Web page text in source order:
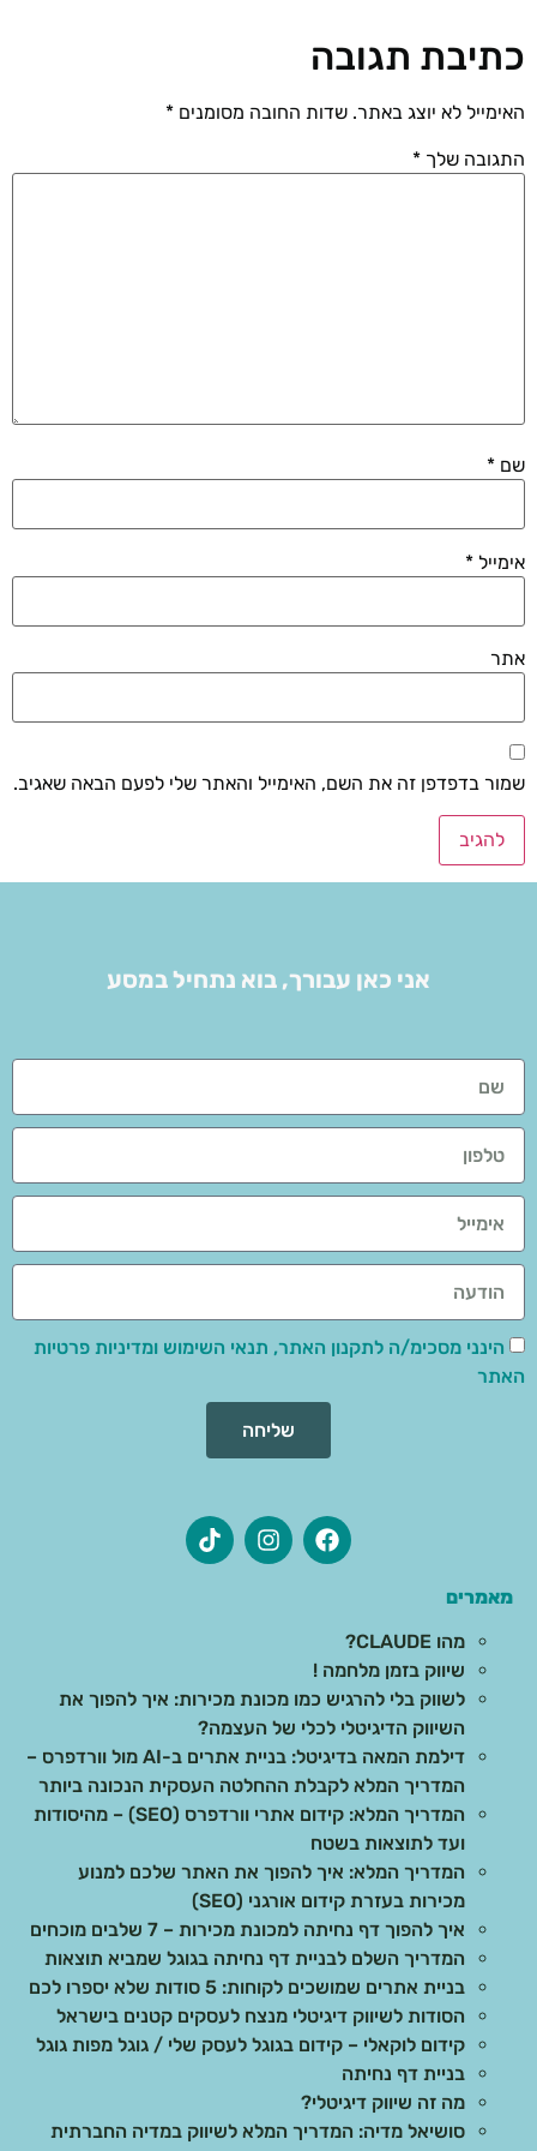
כתיבת תגובה
האימייל לא יוצג באתר. שדות החובה מסומנים *
התגובה שלך *
שם *
אימייל *
אתר
שמור בדפדפן זה את השם, האימייל והאתר שלי לפעם הבאה שאגיב.
אני כאן עבורך, בוא נתחיל במסע
הינני מסכימ/ה לתקנון האתר, תנאי השימוש ומדיניות פרטיות
האתר
שליחה
מאמרים
מהו CLAUDE?
שיווק בזמן מלחמה !
לשווק בלי להרגיש כמו מכונת מכירות: איך להפוך את
השיווק הדיגיטלי לכלי של העצמה?
דילמת המאה בדיגיטל: בניית אתרים ב-AI מול וורדפרס –
המדריך המלא לקבלת ההחלטה העסקית הנכונה ביותר
המדריך המלא: קידום אתרי וורדפרס (SEO) – מהיסודות
ועד לתוצאות בשטח
המדריך המלא: איך להפוך את האתר שלכם למנוע
מכירות בעזרת קידום אורגני (SEO)
איך להפוך דף נחיתה למכונת מכירות – 7 שלבים מוכחים
המדריך השלם לבניית דף נחיתה בגוגל שמביא תוצאות
בניית אתרים שמושכים לקוחות: 5 סודות שלא יספרו לכם
הסודות לשיווק דיגיטלי מנצח לעסקים קטנים בישראל
קידום לוקאלי – קידום בגוגל לעסק שלי / גוגל מפות גוגל
בניית דף נחיתה
מה זה שיווק דיגיטלי?
סושיאל מדיה: המדריך המלא לשיווק במדיה החברתית